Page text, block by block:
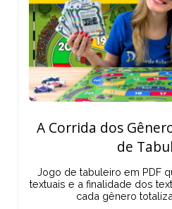
A Corrida dos
de
Jogo de tabuleiro em PDF
textuais e a finalidade dos
cada gênero